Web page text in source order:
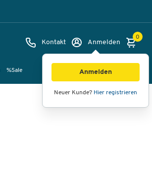
Kontakt Anmelden
Anmelden
Neuer Kunde? Hier registrieren
0
%Sale
360°-Ansicht